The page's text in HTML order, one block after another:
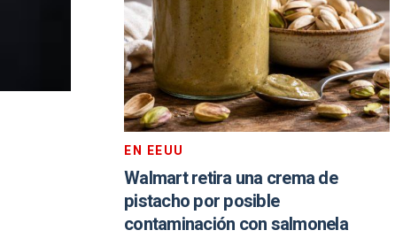
EN EEUU
Walmart retira una crema de
pistacho por posible
contaminación con salmonela